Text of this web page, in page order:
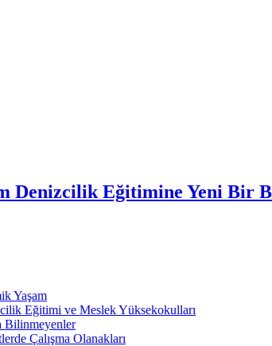
Denizcilik Eğitimine Yeni Bir
Yaşam
Eğitimi ve Meslek Yüksekokulları
Bilinmeyenler
Çalışma Olanakları